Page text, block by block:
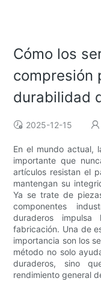
Cómo los
compresión
durabilidad
2025-12-15
En el mundo actual,
importante que
artículos resistan el
mantengan su
Ya se trate de
componentes
duraderos
fabricación. Una de
importancia son los
método no solo
duraderos, sino
rendimiento general